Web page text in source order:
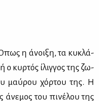
η άνοι­ξη, τα κυ­κλά­
ο κυρ­τός ίλιγ­γος της ζω­
μαύ­ρου χόρ­του της. Η
του πι­νέ­λου της